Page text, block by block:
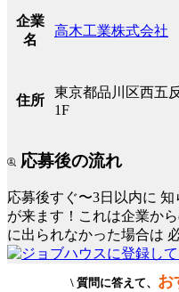
企業
名
高木工業株式会社
住所
東京都品川区西五
1F
応募後の流れ
応募後すぐ〜3日以内に 知
が来ます！これは企業か
に出られなかった場合は
\ 質問に答えて、 お